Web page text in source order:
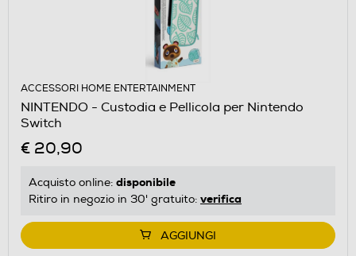
ACCESSORI HOME ENTERTAINMENT
NINTENDO - Custodia e Pellicola per Nintendo
Switch
€ 20,90
Acquisto online: disponibile
Ritiro in negozio in 30' gratuito: verifica
AGGIUNGI